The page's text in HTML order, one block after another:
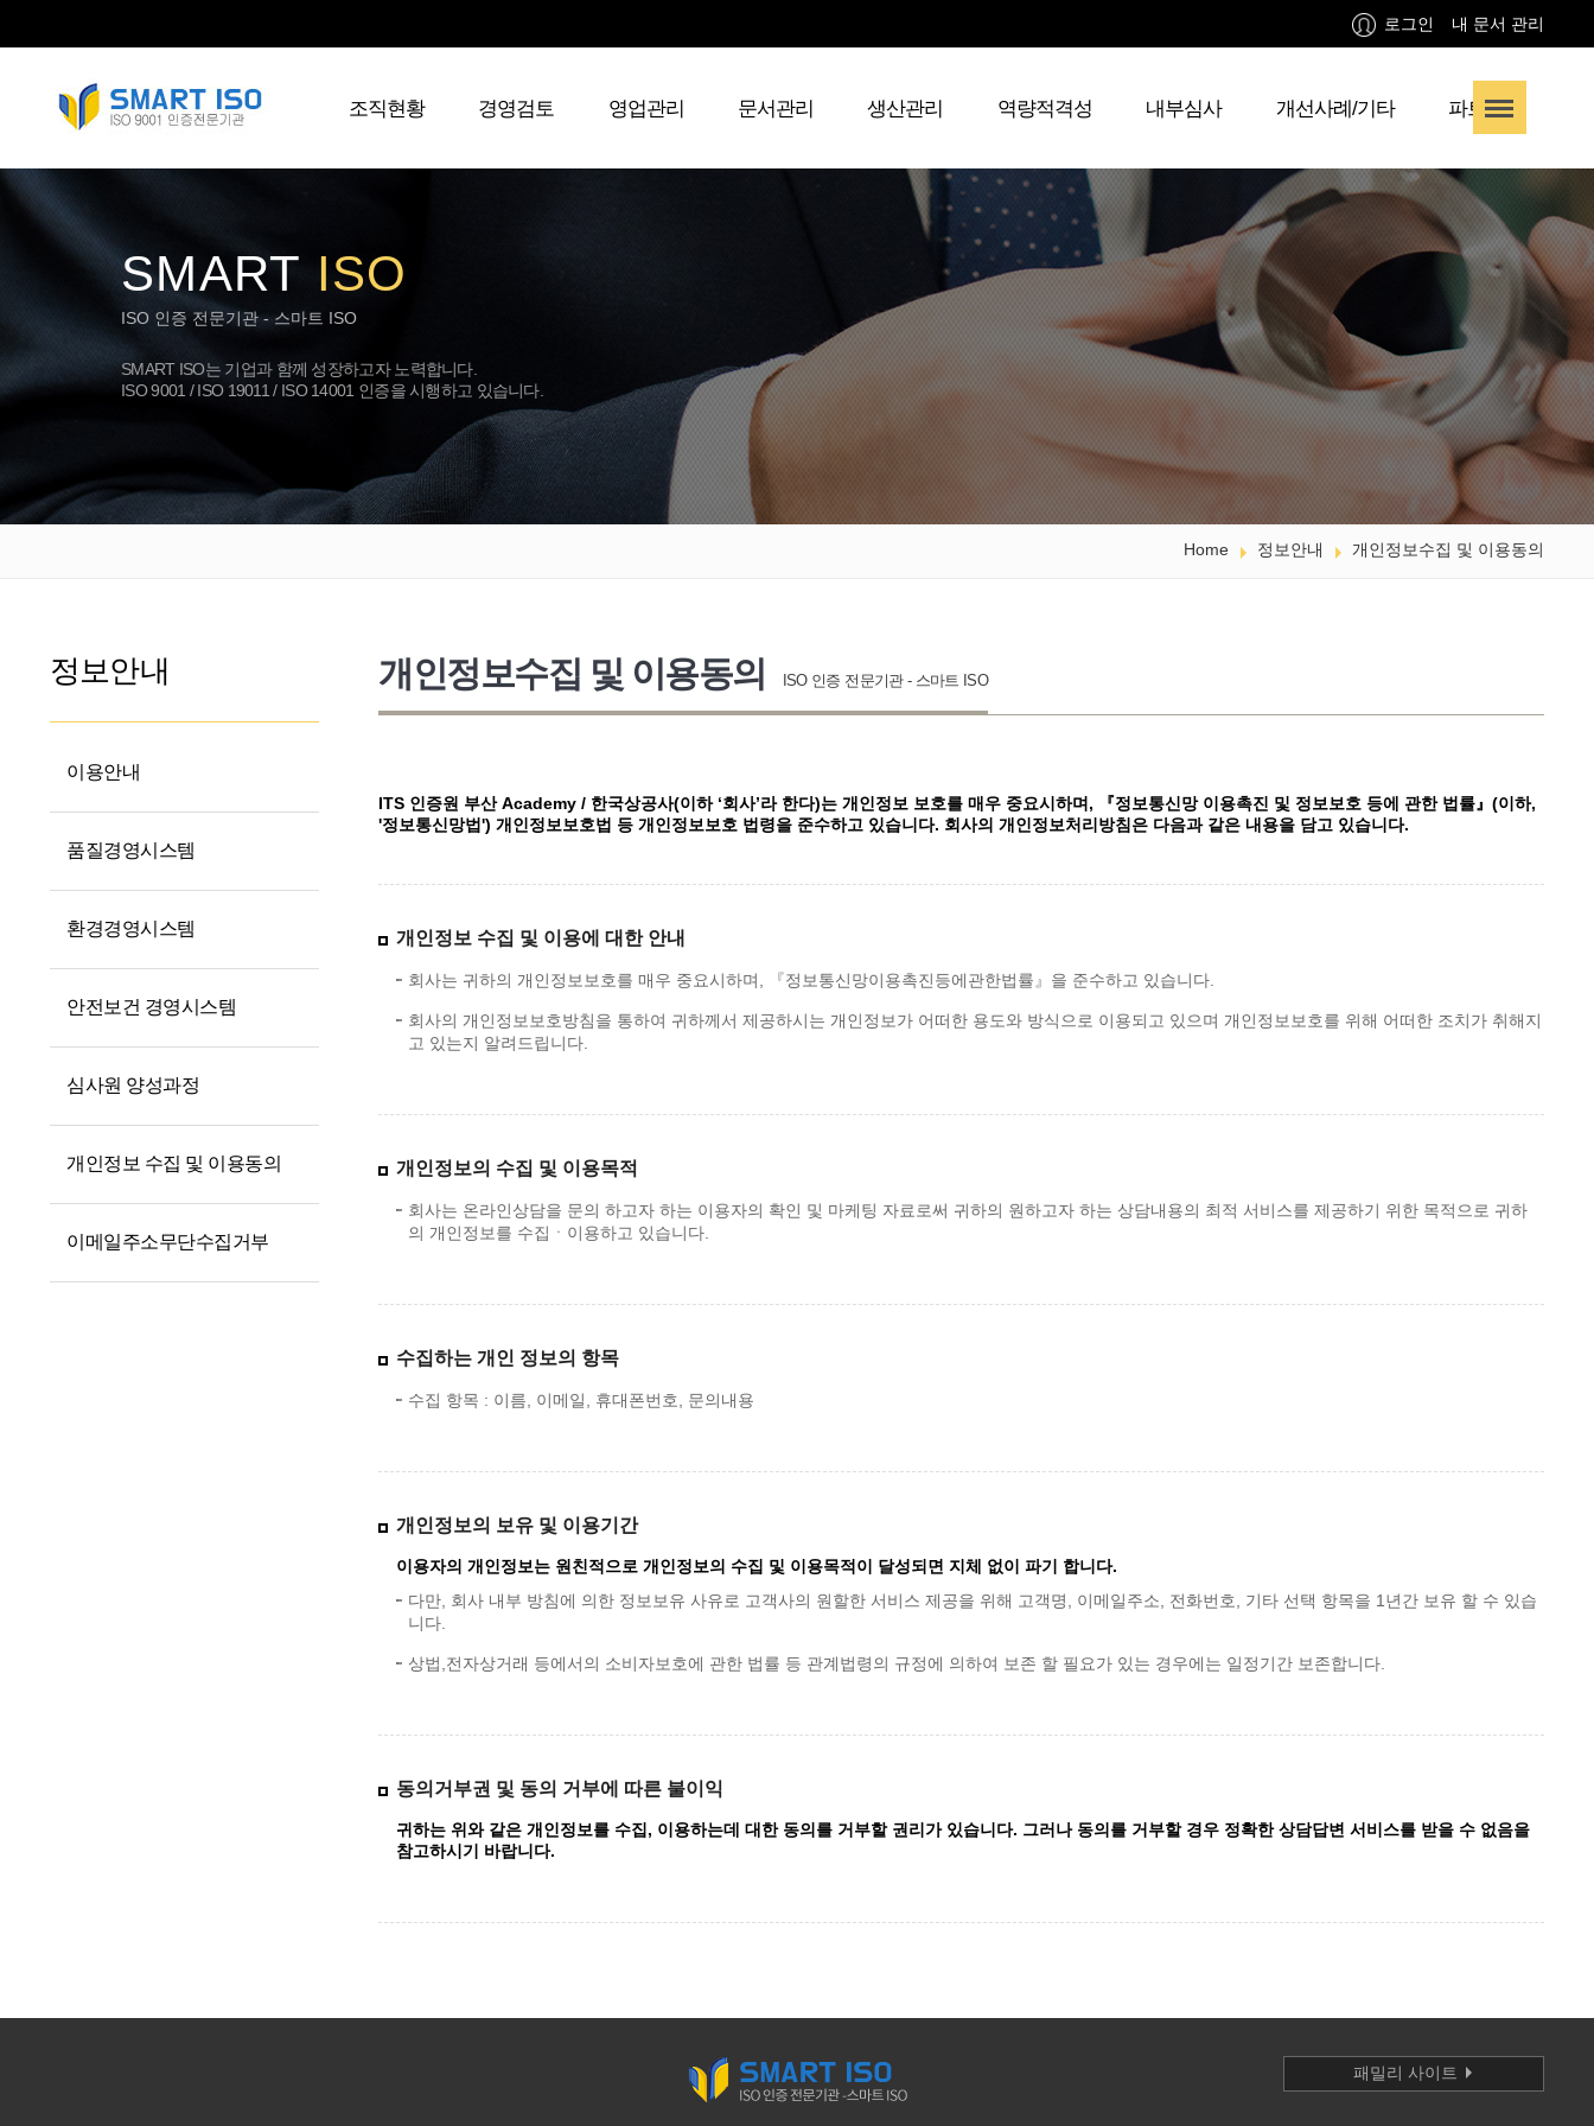
로그인 내 문서 관리
조직현황 경영검토 영업관리 문서관리 생산관리 역량적격성 내부심사 개선사례/기타 파트너사
SMART ISO
ISO 인증 전문기관 - 스마트 ISO
SMART ISO는 기업과 함께 성장하고자 노력합니다.
ISO 9001 / ISO 19011 / ISO 14001 인증을 시행하고 있습니다.
Home 정보안내 개인정보수집 및 이용동의
정보안내
이용안내
품질경영시스템
환경경영시스템
안전보건 경영시스템
심사원 양성과정
개인정보 수집 및 이용동의
이메일주소무단수집거부
개인정보수집 및 이용동의 ISO 인증 전문기관 - 스마트 ISO
ITS 인증원 부산 Academy / 한국상공사(이하 ‘회사’라 한다)는 개인정보 보호를 매우 중요시하며, 『정보통신망 이용촉진 및 정보보호 등에 관한 법률』(이하,
'정보통신망법') 개인정보보호법 등 개인정보보호 법령을 준수하고 있습니다. 회사의 개인정보처리방침은 다음과 같은 내용을 담고 있습니다.
개인정보 수집 및 이용에 대한 안내
회사는 귀하의 개인정보보호를 매우 중요시하며, 『정보통신망이용촉진등에관한법률』을 준수하고 있습니다.
회사의 개인정보보호방침을 통하여 귀하께서 제공하시는 개인정보가 어떠한 용도와 방식으로 이용되고 있으며 개인정보보호를 위해 어떠한 조치가 취해지
고 있는지 알려드립니다.
개인정보의 수집 및 이용목적
회사는 온라인상담을 문의 하고자 하는 이용자의 확인 및 마케팅 자료로써 귀하의 원하고자 하는 상담내용의 최적 서비스를 제공하기 위한 목적으로 귀하
의 개인정보를 수집ㆍ이용하고 있습니다.
수집하는 개인 정보의 항목
수집 항목 : 이름, 이메일, 휴대폰번호, 문의내용
개인정보의 보유 및 이용기간
이용자의 개인정보는 원친적으로 개인정보의 수집 및 이용목적이 달성되면 지체 없이 파기 합니다.
다만, 회사 내부 방침에 의한 정보보유 사유로 고객사의 원할한 서비스 제공을 위해 고객명, 이메일주소, 전화번호, 기타 선택 항목을 1년간 보유 할 수 있습
니다.
상법,전자상거래 등에서의 소비자보호에 관한 법률 등 관계법령의 규정에 의하여 보존 할 필요가 있는 경우에는 일정기간 보존합니다.
동의거부권 및 동의 거부에 따른 불이익
귀하는 위와 같은 개인정보를 수집, 이용하는데 대한 동의를 거부할 권리가 있습니다. 그러나 동의를 거부할 경우 정확한 상담답변 서비스를 받을 수 없음을
참고하시기 바랍니다.
패밀리 사이트